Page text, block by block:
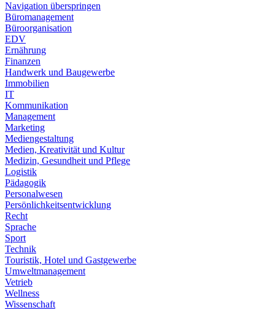
Navigation überspringen
Büromanagement
Büroorganisation
EDV
Ernährung
Finanzen
Handwerk und Baugewerbe
Immobilien
IT
Kommunikation
Management
Marketing
Mediengestaltung
Medien, Kreativität und Kultur
Medizin, Gesundheit und Pflege
Logistik
Pädagogik
Personalwesen
Persönlichkeitsentwicklung
Recht
Sprache
Sport
Technik
Touristik, Hotel und Gastgewerbe
Umweltmanagement
Vetrieb
Wellness
Wissenschaft